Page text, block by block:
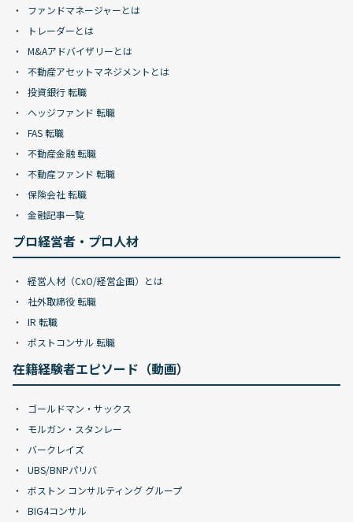
ファンドマネージャーとは
トレーダーとは
M&Aアドバイザリーとは
不動産アセットマネジメントとは
投資銀行 転職
ヘッジファンド 転職
FAS 転職
不動産金融 転職
不動産ファンド 転職
保険会社 転職
金融記事一覧
プロ経営者・プロ人材
経営人材（CxO/経営企画）とは
社外取締役 転職
IR 転職
ポストコンサル 転職
在籍経験者エピソード（動画）
ゴールドマン・サックス
モルガン・スタンレー
バークレイズ
UBS/BNPパリバ
ボストン コンサルティング グループ
BIG4コンサル